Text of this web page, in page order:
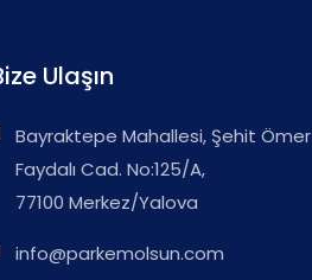
Ulaşın
Bayraktepe Mahallesi, Şehit Ömer
Faydalı Cad. No:125/A,
77100 Merkez/Yalova
info@parkemolsun.com